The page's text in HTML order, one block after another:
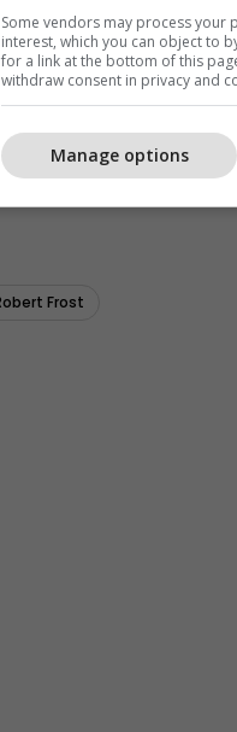
Some vendors may process your
interest, which you can object to
for a link at the bottom of this
withdraw consent in privacy and
Manage options